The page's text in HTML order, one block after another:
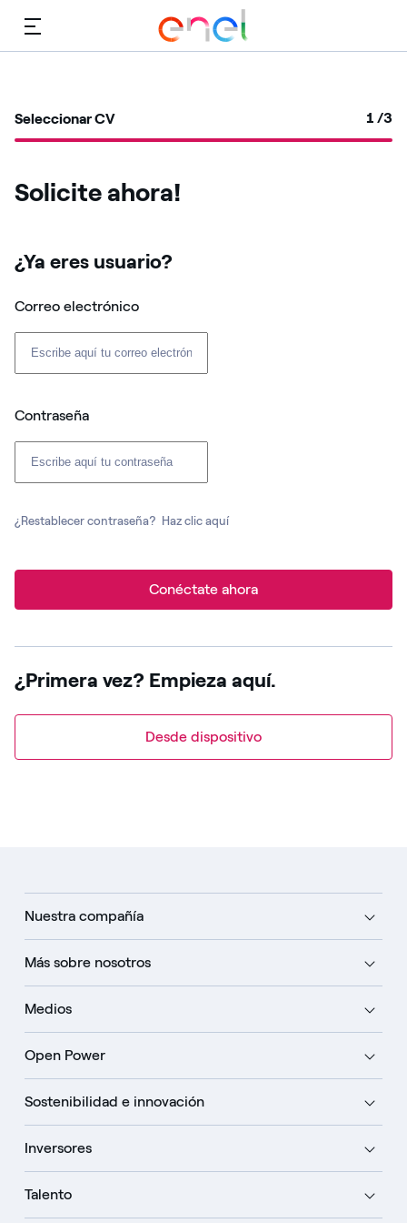
Menú
Seleccionar CV 1 /3
Solicite ahora!
¿Ya eres usuario? ​
Correo electrónico
Contraseña
¿Restablecer contraseña? Haz clic aquí
Conéctate ahora
¿Primera vez? Empieza aquí.
Desde dispositivo
Nuestra compañía
Más sobre nosotros
Medios
Open Power
Sostenibilidad e innovación
Inversores
Talento